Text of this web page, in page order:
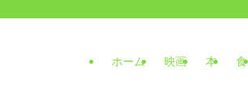
ホーム 映画 本 食